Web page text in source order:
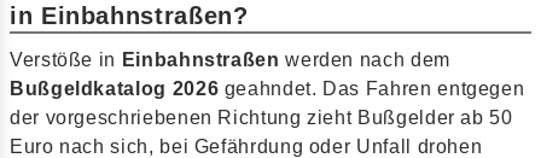
in Einbahnstraßen?
Verstöße in Einbahnstraßen werden nach dem
Bußgeldkatalog 2026 geahndet. Das Fahren entgegen
der vorgeschriebenen Richtung zieht Bußgelder ab 50
Euro nach sich, bei Gefährdung oder Unfall drohen